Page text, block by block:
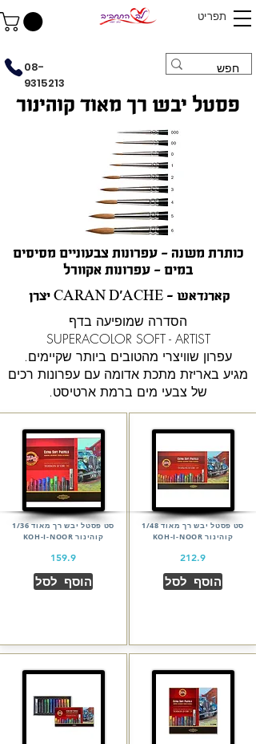
תפריט
08-
9315213
פסטל יבש רך מאוד קוהינור
כותרת משנה - עפרונות צבעוניים מסיסים
במים - עפרונות אקוורל
יצרן CARAN D'ACHE - קארנדאש
הסדרה שמופיעה בדף
SUPERACOLOR SOFT - ARTIST
עפרון שוויצרי מהטובים ביותר שקיימים.
מגיע באריזת מתכת אדומה עם עפרונות רכים
של צבעי מים ברמת ארטיסט.
סט פסטל יבש רך מאוד 1/48
קוהינור KOH-I-NOOR
212.9
הוסף לסל
סט פסטל יבש רך מאוד 1/36
קוהינור KOH-I-NOOR
159.9
הוסף לסל